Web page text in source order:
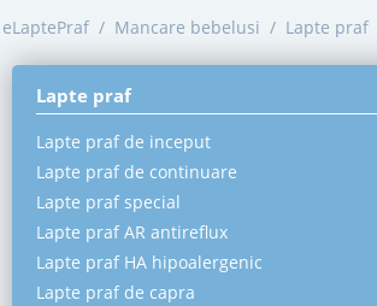
eLaptePraf / Mancare bebelusi / Lapte praf
Lapte praf
Lapte praf de inceput
Lapte praf de continuare
Lapte praf special
Lapte praf AR antireflux
Lapte praf HA hipoalergenic
Lapte praf de capra